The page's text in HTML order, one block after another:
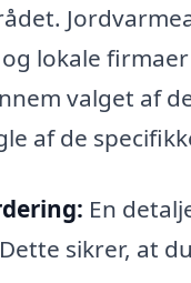
lokale
valget af
af de
En
sikrer, at